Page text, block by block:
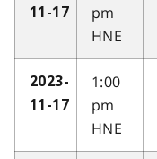
11-17
pm
HNE
2023-
11-17
1:00
pm
HNE